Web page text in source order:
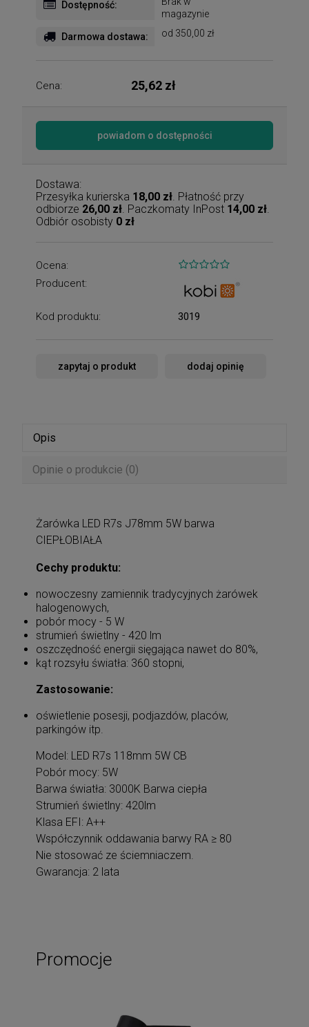
Dostępność:
magazynie
Darmowa dostawa: od 350,00 zł
Cena: 25,62 zł
powiadom o dostępności
Dostawa:
Przesyłka kurierska 18,00 zł . Płatność przy
odbiorze 26,00 zł . Paczkomaty InPost 14,00 zł
Odbiór osobisty 0 zł
Ocena:
Producent:
Kod produktu: 3019
zapytaj o produkt dodaj opinię
Opis
Opinie o produkcie (0)
Żarówka LED R7s J78mm 5W barwa
CIEPŁOBIAŁA
Cechy produktu:
nowoczesny zamiennik tradycyjnych żarówek
halogenowych,
pobór mocy - 5 W
strumień świetlny - 420 lm
oszczędność energii sięgająca nawet do 80%,
kąt rozsyłu światła: 360 stopni,
Zastosowanie:
oświetlenie posesji, podjazdów, placów,
parkingów itp.
Model: LED R7s 118mm 5W CB
Pobór mocy: 5W
Barwa światła: 3000K Barwa ciepła
Strumień świetlny: 420lm
Klasa EFI: A++
Współczynnik oddawania barwy RA ≥ 80
Nie stosować ze ściemniaczem.
Gwarancja: 2 lata
Promocje